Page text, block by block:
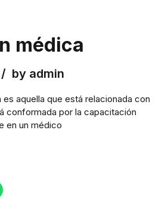
médica
by admin
aquella que está relacionada con
conformada por la capacitación
en un médico